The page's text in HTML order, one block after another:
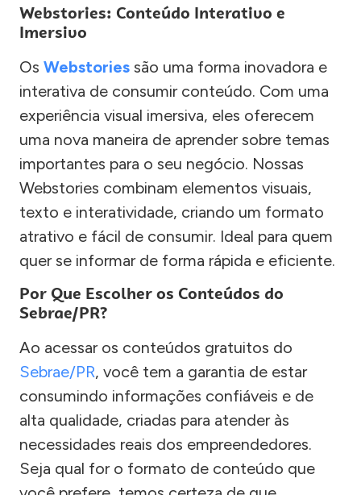
Webstories: Conteúdo Interativo e
Imersivo
Os Webstories são uma forma inovadora e
interativa de consumir conteúdo. Com uma
experiência visual imersiva, eles oferecem
uma nova maneira de aprender sobre temas
importantes para o seu negócio. Nossas
Webstories combinam elementos visuais,
texto e interatividade, criando um formato
atrativo e fácil de consumir. Ideal para quem
quer se informar de forma rápida e eficiente.
Por Que Escolher os Conteúdos do
Sebrae/PR?
Ao acessar os conteúdos gratuitos do
Sebrae/PR, você tem a garantia de estar
consumindo informações confiáveis e de
alta qualidade, criadas para atender às
necessidades reais dos empreendedores.
Seja qual for o formato de conteúdo que